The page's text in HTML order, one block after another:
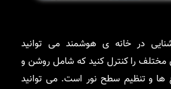
در خانه ی هوشمند می توانید
را کنترل کنید که شامل روشن و
و تنظیم سطح نور است. می توانید